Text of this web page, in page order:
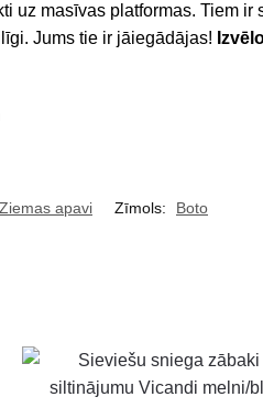
uz masīvas platformas. Tiem
Jums tie ir jāiegādājas!
Ziemas apavi Zīmols: Boto